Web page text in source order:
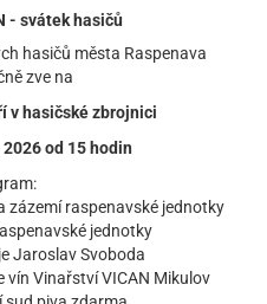
- svátek hasičů
hasičů města Raspenava
zve na
v hasičské zbrojnici
od 15 hodin
zázemí raspenavské jednotky
jednotky
Jaroslav Svoboda
vín Vinařství VICAN Mikulov